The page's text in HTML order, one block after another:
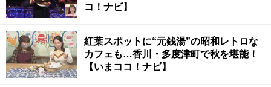
コ！ナビ】
紅葉スポットに“元銭湯”の昭和レトロな
カフェも…香川・多度津町で秋を堪能！
【いまココ！ナビ】